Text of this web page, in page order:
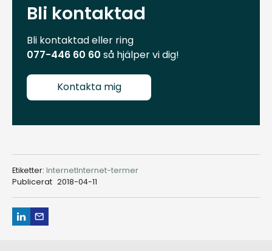
Bli kontaktad
Bli kontaktad eller ring
077-446 60 60 så hjälper vi dig!
Kontakta mig
Etiketter: InternetInternet-termer
Publicerat 2018-04-11